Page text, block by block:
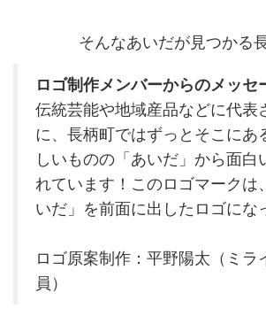
そんなあいだが見つかる
ロゴ制作メンバーからのメッセ
伝統芸能や地域産品などに代表
に、長柄町ではずっとそこにあ
しいものの「あいだ」から面白
れています！このロゴマークは
いだ」を前面に出したロゴにな
ロゴ原案制作：平野陽太（ミラ
員）